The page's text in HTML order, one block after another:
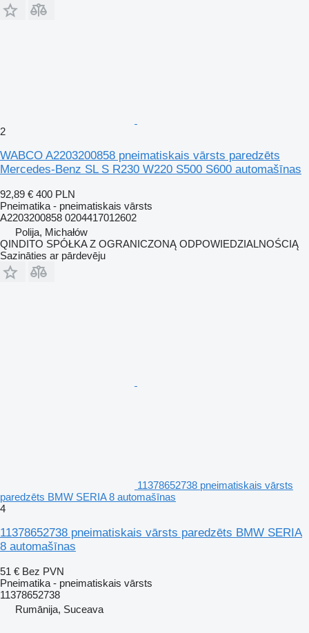
2
WABCO A2203200858 pneimatiskais vārsts paredzēts
Mercedes-Benz SL S R230 W220 S500 S600 automašīnas
92,89 € 400 PLN
Pneimatika - pneimatiskais vārsts
A2203200858 0204417012602
Polija, Michałów
QINDITO SPÓŁKA Z OGRANICZONĄ ODPOWIEDZIALNOŚCIĄ
Sazināties ar pārdevēju
11378652738 pneimatiskais vārsts
paredzēts BMW SERIA 8 automašīnas
4
11378652738 pneimatiskais vārsts paredzēts BMW SERIA
8 automašīnas
51 € Bez PVN
Pneimatika - pneimatiskais vārsts
11378652738
Rumānija, Suceava